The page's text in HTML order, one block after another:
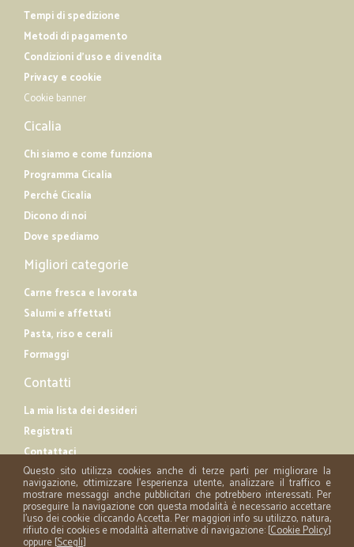
Tempi di spedizione
Metodi di pagamento
Condizioni d'uso e di vendita
Privacy e cookie
Cookie banner
Cicalia
Chi siamo e come funziona
Programma Cicalia
Perché Cicalia
Dicono di noi
Dove spediamo
Migliori categorie
Carne fresca e lavorata
Salumi e affettati
Pasta, riso e cerali
Formaggi
Contatti
La mia lista dei desideri
Registrati
Contattaci
Questo sito utilizza cookies anche di terze parti per migliorare la
navigazione, ottimizzare l'esperienza utente, analizzare il traffico e
mostrare messaggi anche pubblicitari che potrebbero interessati. Per
proseguire la navigazione con questa modalità è necessario accettare
l'uso dei cookie cliccando Accetta. Per maggiori info su utilizzo, natura,
rifiuto dei cookies e modalità alternative di navigazione: [Cookie Policy]
oppure [Scegli]